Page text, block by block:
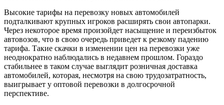
Высокие тарифы на перевозку новых автомобилей
подталкивают крупных игроков расширять свои автопарки.
Через некоторое время произойдет насыщение и переизбыток
автовозов, что в свою очередь приведет к резкому падению
тарифа. Такие скачки в изменении цен на перевозки уже
неоднократно наблюдались в недавнем прошлом. Гораздо
стабильнее в таком случае выглядит розничная доставка
автомобилей, которая, несмотря на свою трудозатратность,
выигрывает у оптовой перевозки в долгосрочной
перспективе.